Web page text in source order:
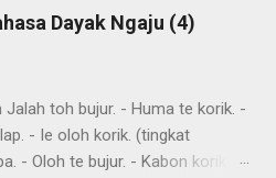
gambar berikut ini): Perahu
nyatu
Dayak Ngaju (4)
toh bujur. - Huma te korik. -
- Ie oloh korik. (tingkat
- Oloh te bujur. - Kabon korik te